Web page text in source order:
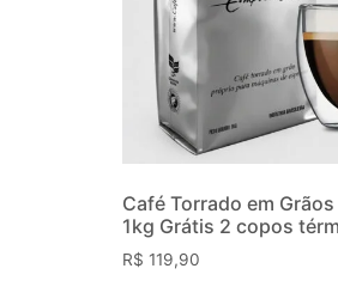
Café Torrado em
1kg Grátis 2 copos
R$ 119,90